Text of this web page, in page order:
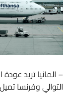
– المانيا تريد
التوالي وفرنسا